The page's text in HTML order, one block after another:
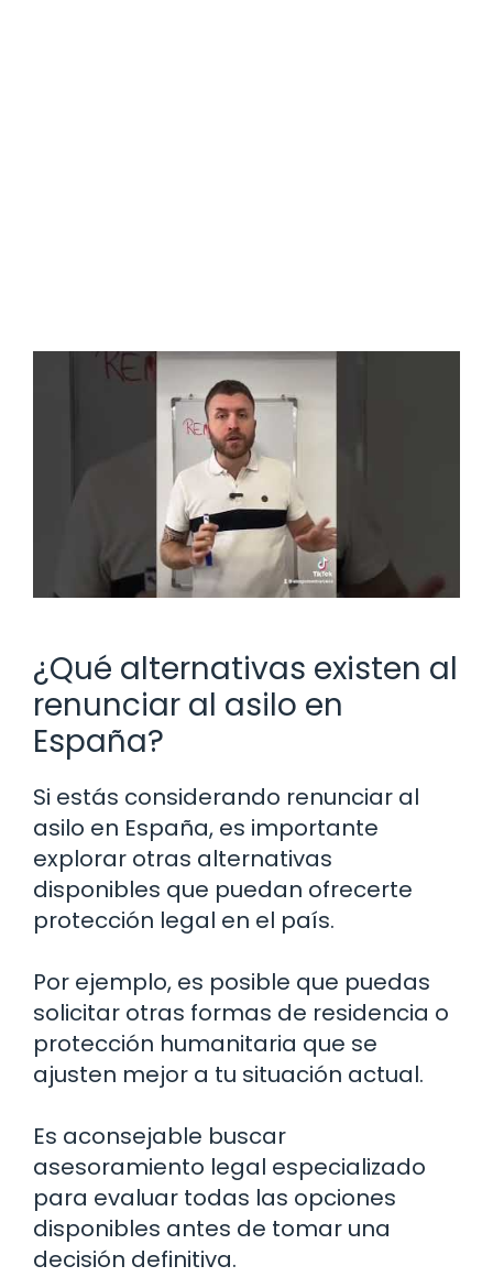
¿Qué alternativas existen al
renunciar al asilo en
España?
Si estás considerando renunciar al
asilo en España, es importante
explorar otras alternativas
disponibles que puedan ofrecerte
protección legal en el país.
Por ejemplo, es posible que puedas
solicitar otras formas de residencia o
protección humanitaria que se
ajusten mejor a tu situación actual.
Es aconsejable buscar
asesoramiento legal especializado
para evaluar todas las opciones
disponibles antes de tomar una
decisión definitiva.